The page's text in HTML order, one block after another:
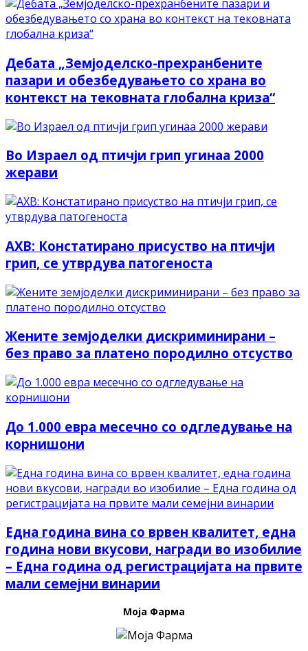
Дебата „Земјоделско-прехранбените
пазари и обезбедувањето со храна во
контекст на тековната глобална криза“
Во Израел од птичји грип угинаа 2000
жерави
АХВ: Констатирано присуство на птичји
грип, се утврдува патогеноста
Жените земјоделки дискриминирани –
без право за платено породилно отсуство
До 1.000 евра месечно со одгледување на
корнишони
Една година вина со врвен квалитет, една
година нови вкусови, награди во изобилие
– Една година од регистрацијата на првите
мали семејни винарии
Моја Фарма